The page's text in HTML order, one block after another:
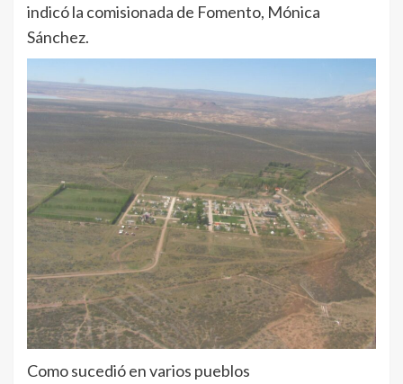
indicó la comisionada de Fomento, Mónica
Sánchez.
Como sucedió en varios pueblos